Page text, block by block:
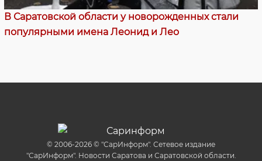
В Саратовской области у новорожденных стали
популярными имена Леонид и Лео
© 2006-2026 © "СарИнформ". Сетевое издание
"СарИнформ". Новости Саратова и Саратовской области.